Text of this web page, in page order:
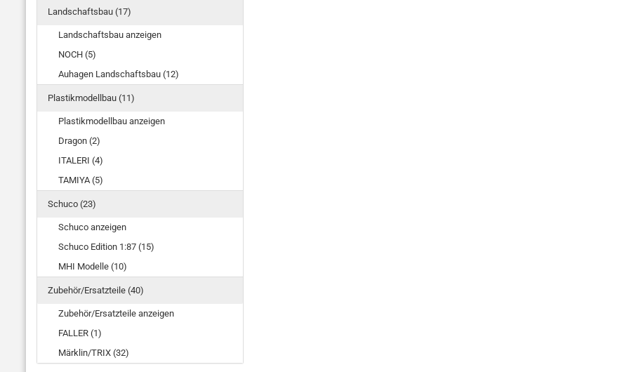
Landschaftsbau (17)
Landschaftsbau anzeigen
NOCH (5)
Auhagen Landschaftsbau (12)
Plastikmodellbau (11)
Plastikmodellbau anzeigen
Dragon (2)
ITALERI (4)
TAMIYA (5)
Schuco (23)
Schuco anzeigen
Schuco Edition 1:87 (15)
MHI Modelle (10)
Zubehör/Ersatzteile (40)
Zubehör/Ersatzteile anzeigen
FALLER (1)
Märklin/TRIX (32)